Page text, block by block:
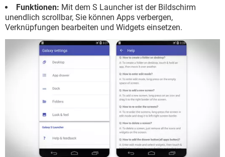
Funktionen: Mit dem S Launcher ist der Bildschirm
unendlich scrollbar, Sie können Apps verbergen,
Verknüpfungen bearbeiten und Widgets einsetzen.